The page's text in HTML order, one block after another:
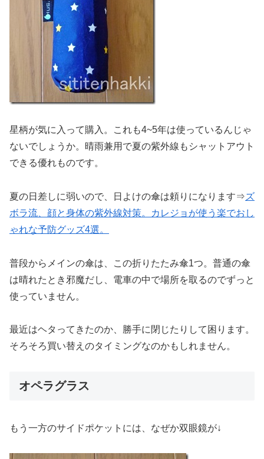
星柄が気に入って購入。これも4~5年は使っているんじゃ
ないでしょうか。晴雨兼用で夏の紫外線もシャットアウト
できる優れものです。
夏の日差しに弱いので、日よけの傘は頼りになります⇒ズ
ボラ流、顔と身体の紫外線対策。カレジョが使う楽でおし
ゃれな予防グッズ4選。
普段からメインの傘は、この折りたたみ傘1つ。普通の傘
は晴れたとき邪魔だし、電車の中で場所を取るのでずっと
使っていません。
最近はヘタってきたのか、勝手に閉じたりして困ります。
そろそろ買い替えのタイミングなのかもしれません。
オペラグラス
もう一方のサイドポケットには、なぜか双眼鏡が↓